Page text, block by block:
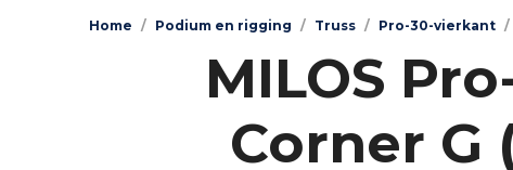
Home / Podium en rigging / Truss / Pro-30-vierkant /
MILOS
Corner G